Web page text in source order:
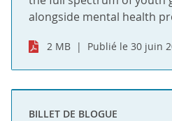
alongside mental health
2 MB Publié le 30 juin
BILLET DE BLOGUE